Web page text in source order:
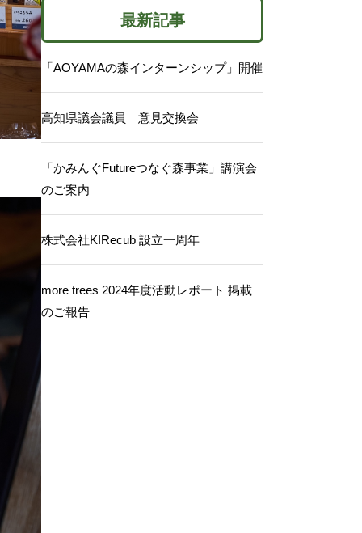
最新記事
「AOYAMAの森インターンシップ」開催
高知県議会議員 意見交換会
「かみんぐFutureつなぐ森事業」講演会
のご案内
株式会社KIRecub 設立一周年
more trees 2024年度活動レポート 掲載
のご報告